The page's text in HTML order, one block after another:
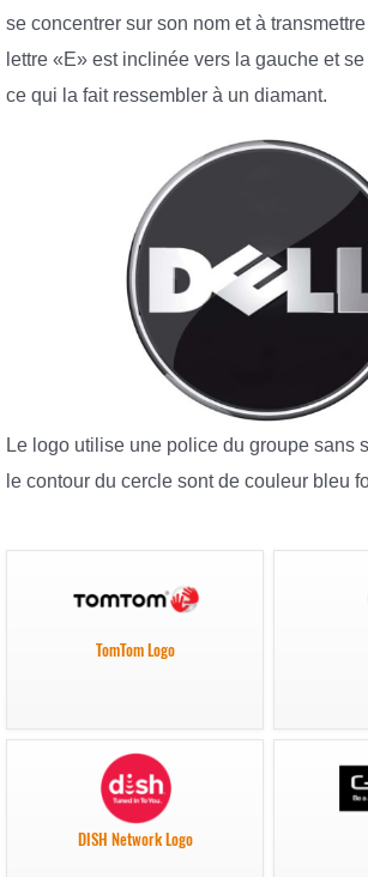
se concentrer sur son nom et à
lettre «E» est inclinée vers la gauche et
ce qui la fait ressembler à un diamant.
Le logo utilise une police du groupe sans
le contour du cercle sont de couleur bleu
TomTom Logo
DISH Network Logo